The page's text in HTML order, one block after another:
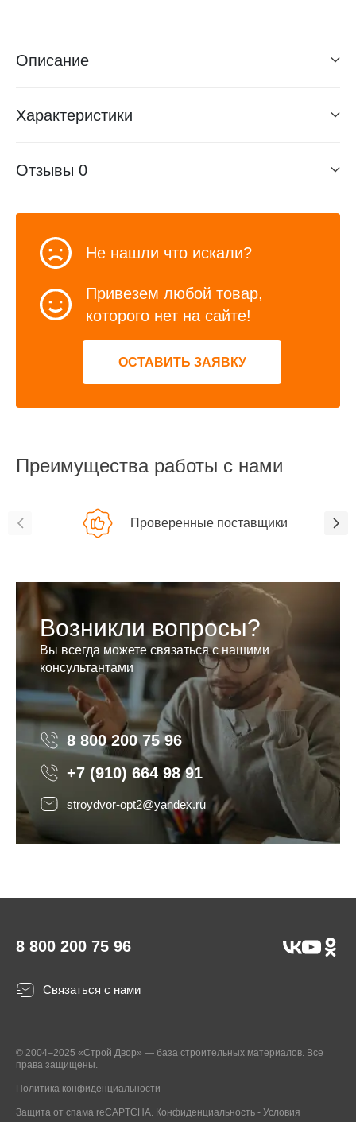
Описание
Характеристики
Отзывы 0
Не нашли что искали?
Привезем любой товар,
которого нет на сайте!
ОСТАВИТЬ ЗАЯВКУ
Преимущества работы с нами
Проверенные поставщики
Возникли вопросы?
Вы всегда можете связаться с нашими
консультантами
8 800 200 75 96 8 800 200 75 96
+7 (910) 664 98 91
stroydvor-opt2@yandex.ru
8 800 200 75 96
Связаться с нами
© 2004–2025 «Строй Двор» — база строительных материалов. Все
права защищены.
Политика конфиденциальности
Защита от спама reCAPTCHA. Конфиденциальность - Условия